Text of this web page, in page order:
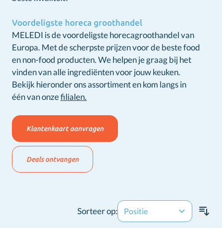
Voordeligste horeca groothandel
MELEDI is de voordeligste horecagroothandel van
Europa. Met de scherpste prijzen voor de beste food
en non-food producten. We helpen je graag bij het
vinden van alle ingrediënten voor jouw keuken.
Bekijk hieronder ons assortiment en kom langs in
één van onzefilialen.
Klantenkaart aanvragen
Deals ontvangen
Sorteer op: